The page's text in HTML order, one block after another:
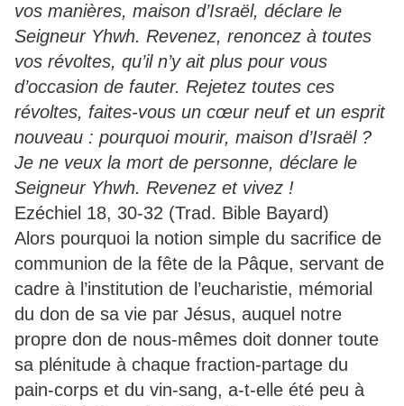
vos manières, maison d’Israël, déclare le
Seigneur Yhwh. Revenez, renoncez à toutes
vos révoltes, qu’il n’y ait plus pour vous
d’occasion de fauter. Rejetez toutes ces
révoltes, faites-vous un cœur neuf et un esprit
nouveau : pourquoi mourir, maison d’Israël ?
Je ne veux la mort de personne, déclare le
Seigneur Yhwh. Revenez et vivez !
Ezéchiel 18, 30-32 (Trad. Bible Bayard)
Alors pourquoi la notion simple du sacrifice de
communion de la fête de la Pâque, servant de
cadre à l’institution de l’eucharistie, mémorial
du don de sa vie par Jésus, auquel notre
propre don de nous-mêmes doit donner toute
sa plénitude à chaque fraction-partage du
pain-corps et du vin-sang, a-t-elle été peu à